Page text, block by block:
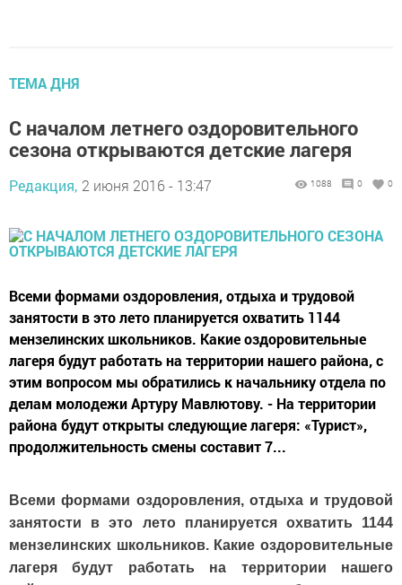
ТЕМА ДНЯ
С началом летнего оздоровительного
сезона открываются детские лагеря
Редакция, 2 июня 2016 - 13:47 1088 0 0
Всеми формами оздоровления, отдыха и трудовой
занятости в это лето планируется охватить 1144
мензелинских школьников. Какие оздоровительные
лагеря будут работать на территории нашего района, с
этим вопросом мы обратились к начальнику отдела по
делам молодежи Артуру Мавлютову. - На территории
района будут открыты следующие лагеря: «Турист»,
продолжительность смены составит 7...
Всеми формами оздоровления, отдыха и трудовой
занятости в это лето планируется охватить 1144
мензелинских школьников. Какие оздоровительные
лагеря будут работать на территории нашего